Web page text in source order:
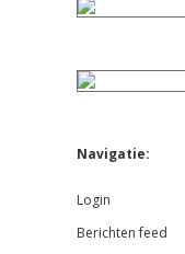
Navigatie:
Login
Berichten feed